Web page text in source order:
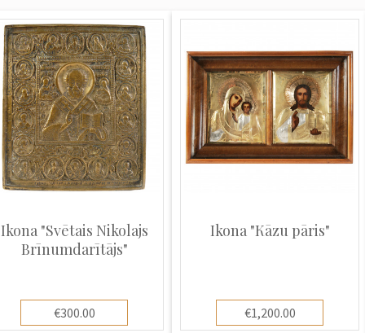
Ikona "Svētais Nikolajs
Brīnumdarītājs"
€300.00
Ikona "Кāzu pāris"
€1,200.00